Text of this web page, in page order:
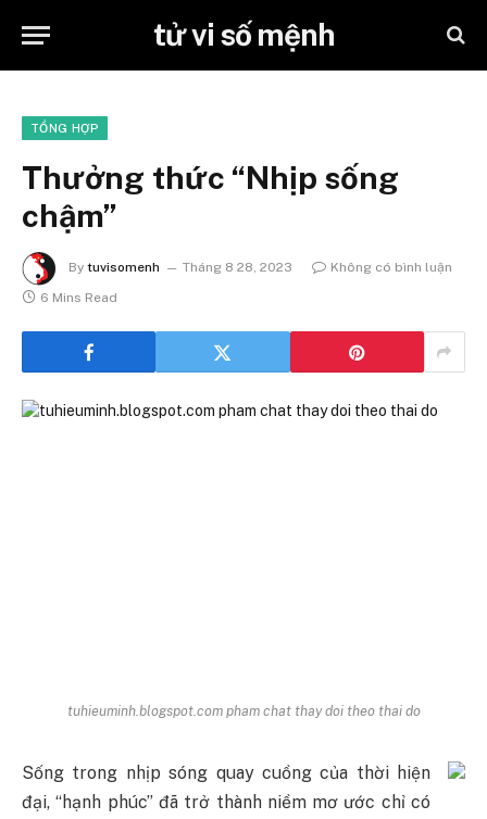
tử vi số mệnh
TỔNG HỢP
Thưởng thức “Nhịp sống
chậm”
By tuvisomenh Tháng 8 28, 2023
Không có bình luận
6 Mins Read
tuhieuminh.blogspot.com pham chat thay doi theo thai do
Sống trong nhịp sóng quay cuồng của thời hiện
đại, “hạnh phúc” đã trở thành niềm mơ ước chỉ có